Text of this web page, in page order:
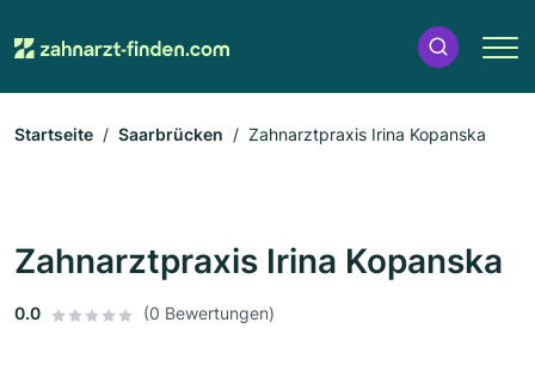
Startseite Saarbrücken Zahnarztpraxis Irina Kopanska
Zahnarztpraxis Irina Kopanska
0.0 (0 Bewertungen)